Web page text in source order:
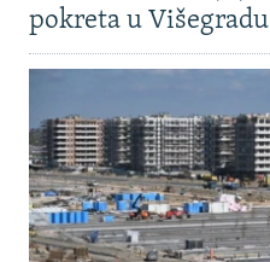
pokreta u Višegradu